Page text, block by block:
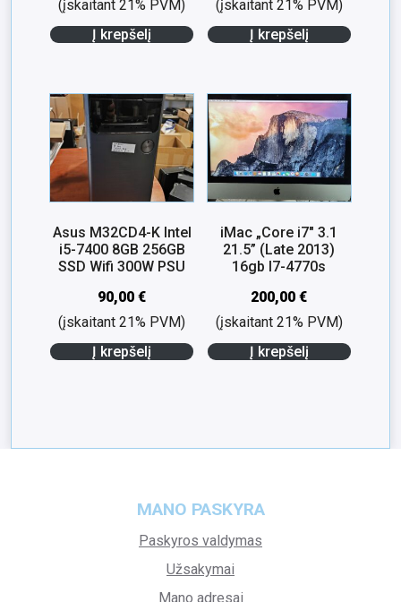
(įskaitant 21% PVM)
Į krepšelį
(įskaitant 21% PVM)
Į krepšelį
Asus M32CD4-K Intel
i5-7400 8GB 256GB
SSD Wifi 300W PSU
90,00€
(įskaitant 21% PVM)
Į krepšelį
iMac „Core i7″ 3.1
21.5” (Late 2013)
16gb I7-4770s
200,00€
(įskaitant 21% PVM)
Į krepšelį
MANO PASKYRA
Paskyros valdymas
Užsakymai
Mano adresai